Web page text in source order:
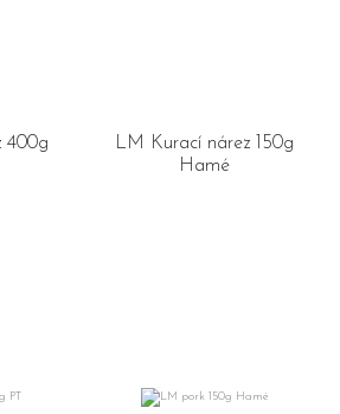
400g
LM Kurací nárez 150g
Hamé